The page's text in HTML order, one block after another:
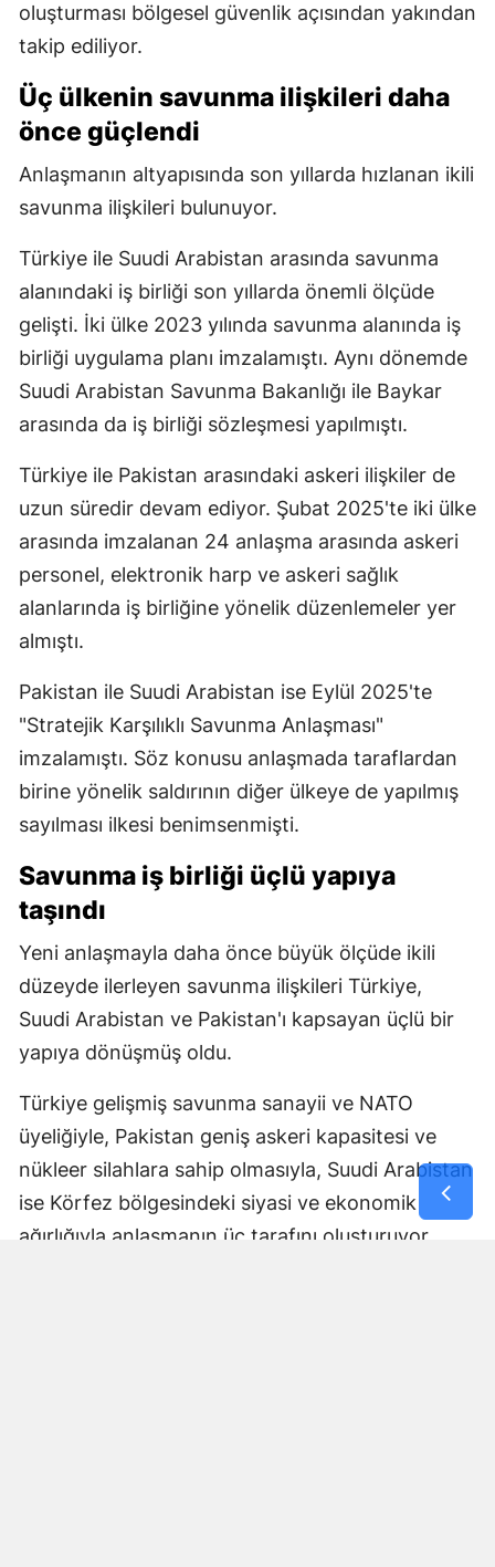
oluşturması bölgesel güvenlik açısından yakından
takip ediliyor.
Üç ülkenin savunma ilişkileri daha
önce güçlendi
Anlaşmanın altyapısında son yıllarda hızlanan ikili
savunma ilişkileri bulunuyor.
Türkiye ile Suudi Arabistan arasında savunma
alanındaki iş birliği son yıllarda önemli ölçüde
gelişti. İki ülke 2023 yılında savunma alanında iş
birliği uygulama planı imzalamıştı. Aynı dönemde
Suudi Arabistan Savunma Bakanlığı ile Baykar
arasında da iş birliği sözleşmesi yapılmıştı.
Türkiye ile Pakistan arasındaki askeri ilişkiler de
uzun süredir devam ediyor. Şubat 2025'te iki ülke
arasında imzalanan 24 anlaşma arasında askeri
personel, elektronik harp ve askeri sağlık
alanlarında iş birliğine yönelik düzenlemeler yer
almıştı.
Pakistan ile Suudi Arabistan ise Eylül 2025'te
"Stratejik Karşılıklı Savunma Anlaşması"
imzalamıştı. Söz konusu anlaşmada taraflardan
birine yönelik saldırının diğer ülkeye de yapılmış
sayılması ilkesi benimsenmişti.
Savunma iş birliği üçlü yapıya
taşındı
Yeni anlaşmayla daha önce büyük ölçüde ikili
düzeyde ilerleyen savunma ilişkileri Türkiye,
Suudi Arabistan ve Pakistan'ı kapsayan üçlü bir
yapıya dönüşmüş oldu.
Türkiye gelişmiş savunma sanayii ve NATO
üyeliğiyle, Pakistan geniş askeri kapasitesi ve
nükleer silahlara sahip olmasıyla, Suudi Arabistan
ise Körfez bölgesindeki siyasi ve ekonomik
ağırlığıyla anlaşmanın üç tarafını oluşturuyor.